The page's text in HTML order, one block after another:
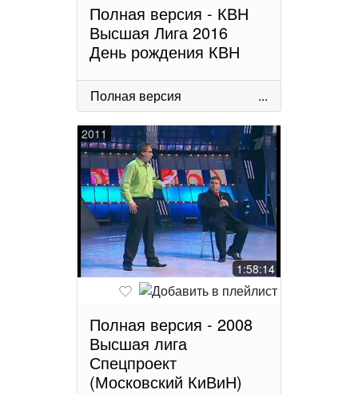
Полная версия - КВН
Высшая Лига 2016
День рождения КВН
Полная версия ...
2011
1:58:14
Полная версия - 2008
Высшая лига
Спецпроект
(Московский КиВиН)